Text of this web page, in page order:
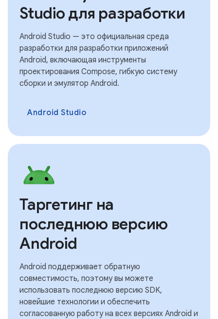
Studio для разработки
Android Studio — это официальная среда
разработки для разработки приложений
Android, включающая инструменты
проектирования Compose, гибкую систему
сборки и эмулятор Android.
Android Studio
Таргетинг на
последнюю версию
Android
Android поддерживает обратную
совместимость, поэтому вы можете
использовать последнюю версию SDK,
новейшие технологии и обеспечить
согласованную работу на всех версиях Android и